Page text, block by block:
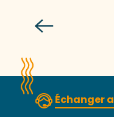
Échanger